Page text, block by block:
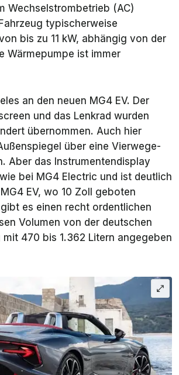
Wechselstrombetrieb (AC)
typischerweise
bis zu 11 kW, abhängig von der
Wärmepumpe ist immer
an den neuen MG4 EV. Der
und das Lenkrad wurden
übernommen. Auch hier
über eine Vierwege-
Aber das Instrumentendisplay
bei MG4 Electric und ist deutlich
EV, wo 10 Zoll geboten
es einen recht ordentlichen
Volumen von der deutschen
mit 470 bis 1.362 Litern angegeben